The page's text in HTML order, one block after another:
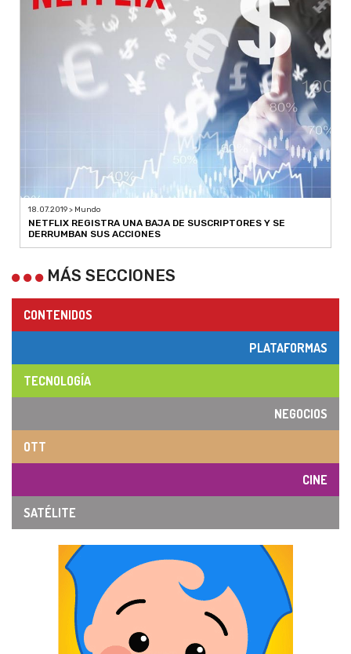
18.07.2019 > Mundo
NETFLIX REGISTRA UNA BAJA DE SUSCRIPTORES Y SE
DERRUMBAN SUS ACCIONES
MÁS SECCIONES
CONTENIDOS
PLATAFORMAS
TECNOLOGÍA
NEGOCIOS
OTT
CINE
SATÉLITE